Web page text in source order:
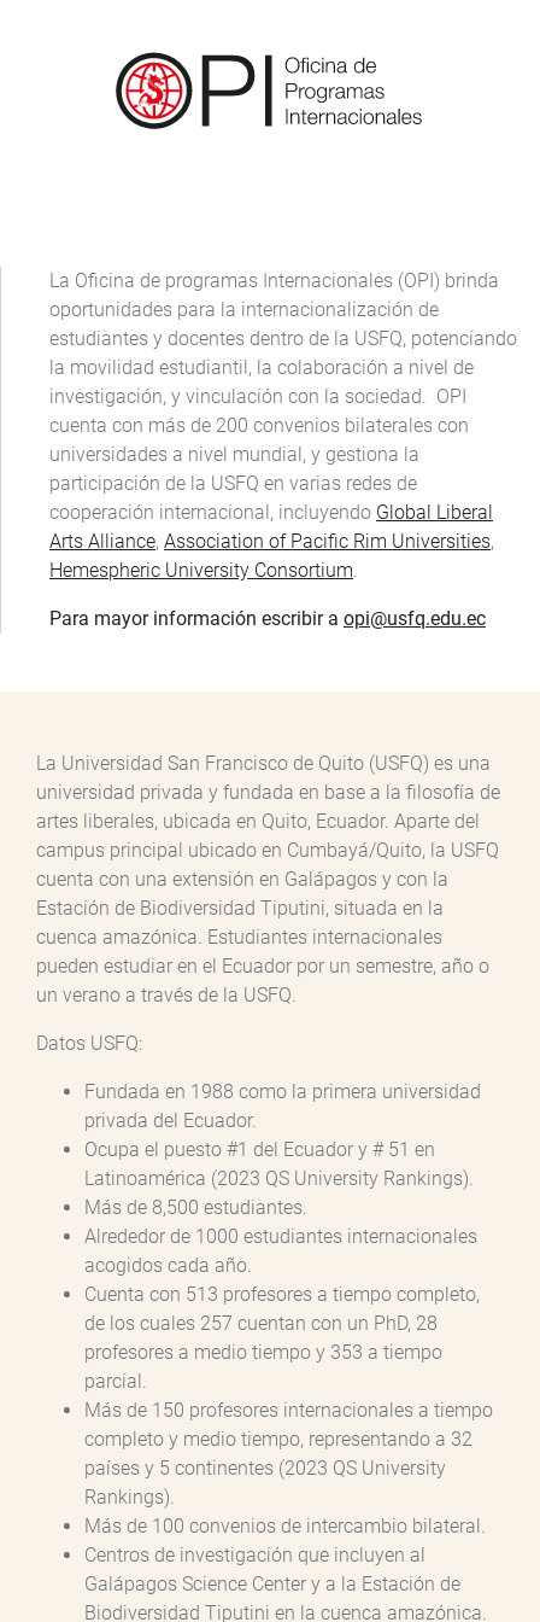
La Oficina de programas Internacionales (OPI) brinda
oportunidades para la internacionalización de
estudiantes y docentes dentro de la USFQ, potenciando
la movilidad estudiantil, la colaboración a nivel de
investigación, y vinculación con la sociedad. OPI
cuenta con más de 200 convenios bilaterales con
universidades a nivel mundial, y gestiona la
participación de la USFQ en varias redes de
cooperación internacional, incluyendo Global Liberal
Arts Alliance, Association of Pacific Rim Universities,
Hemespheric University Consortium.
Para mayor información escribir a opi@usfq.edu.ec
La Universidad San Francisco de Quito (USFQ) es una
universidad privada y fundada en base a la filosofía de
artes liberales, ubicada en Quito, Ecuador. Aparte del
campus principal ubicado en Cumbayá/Quito, la USFQ
cuenta con una extensión en Galápagos y con la
Estación de Biodiversidad Tiputini, situada en la
cuenca amazónica. Estudiantes internacionales
pueden estudiar en el Ecuador por un semestre, año o
un verano a través de la USFQ.
Datos USFQ:
Fundada en 1988 como la primera universidad
privada del Ecuador.
Ocupa el puesto #1 del Ecuador y # 51 en
Latinoamérica (2023 QS University Rankings).
Más de 8,500 estudiantes.
Alrededor de 1000 estudiantes internacionales
acogidos cada año.
Cuenta con 513 profesores a tiempo completo,
de los cuales 257 cuentan con un PhD, 28
profesores a medio tiempo y 353 a tiempo
parcial.
Más de 150 profesores internacionales a tiempo
completo y medio tiempo, representando a 32
países y 5 continentes (2023 QS University
Rankings).
Más de 100 convenios de intercambio bilateral.
Centros de investigación que incluyen al
Galápagos Science Center y a la Estación de
Biodiversidad Tiputini en la cuenca amazónica.